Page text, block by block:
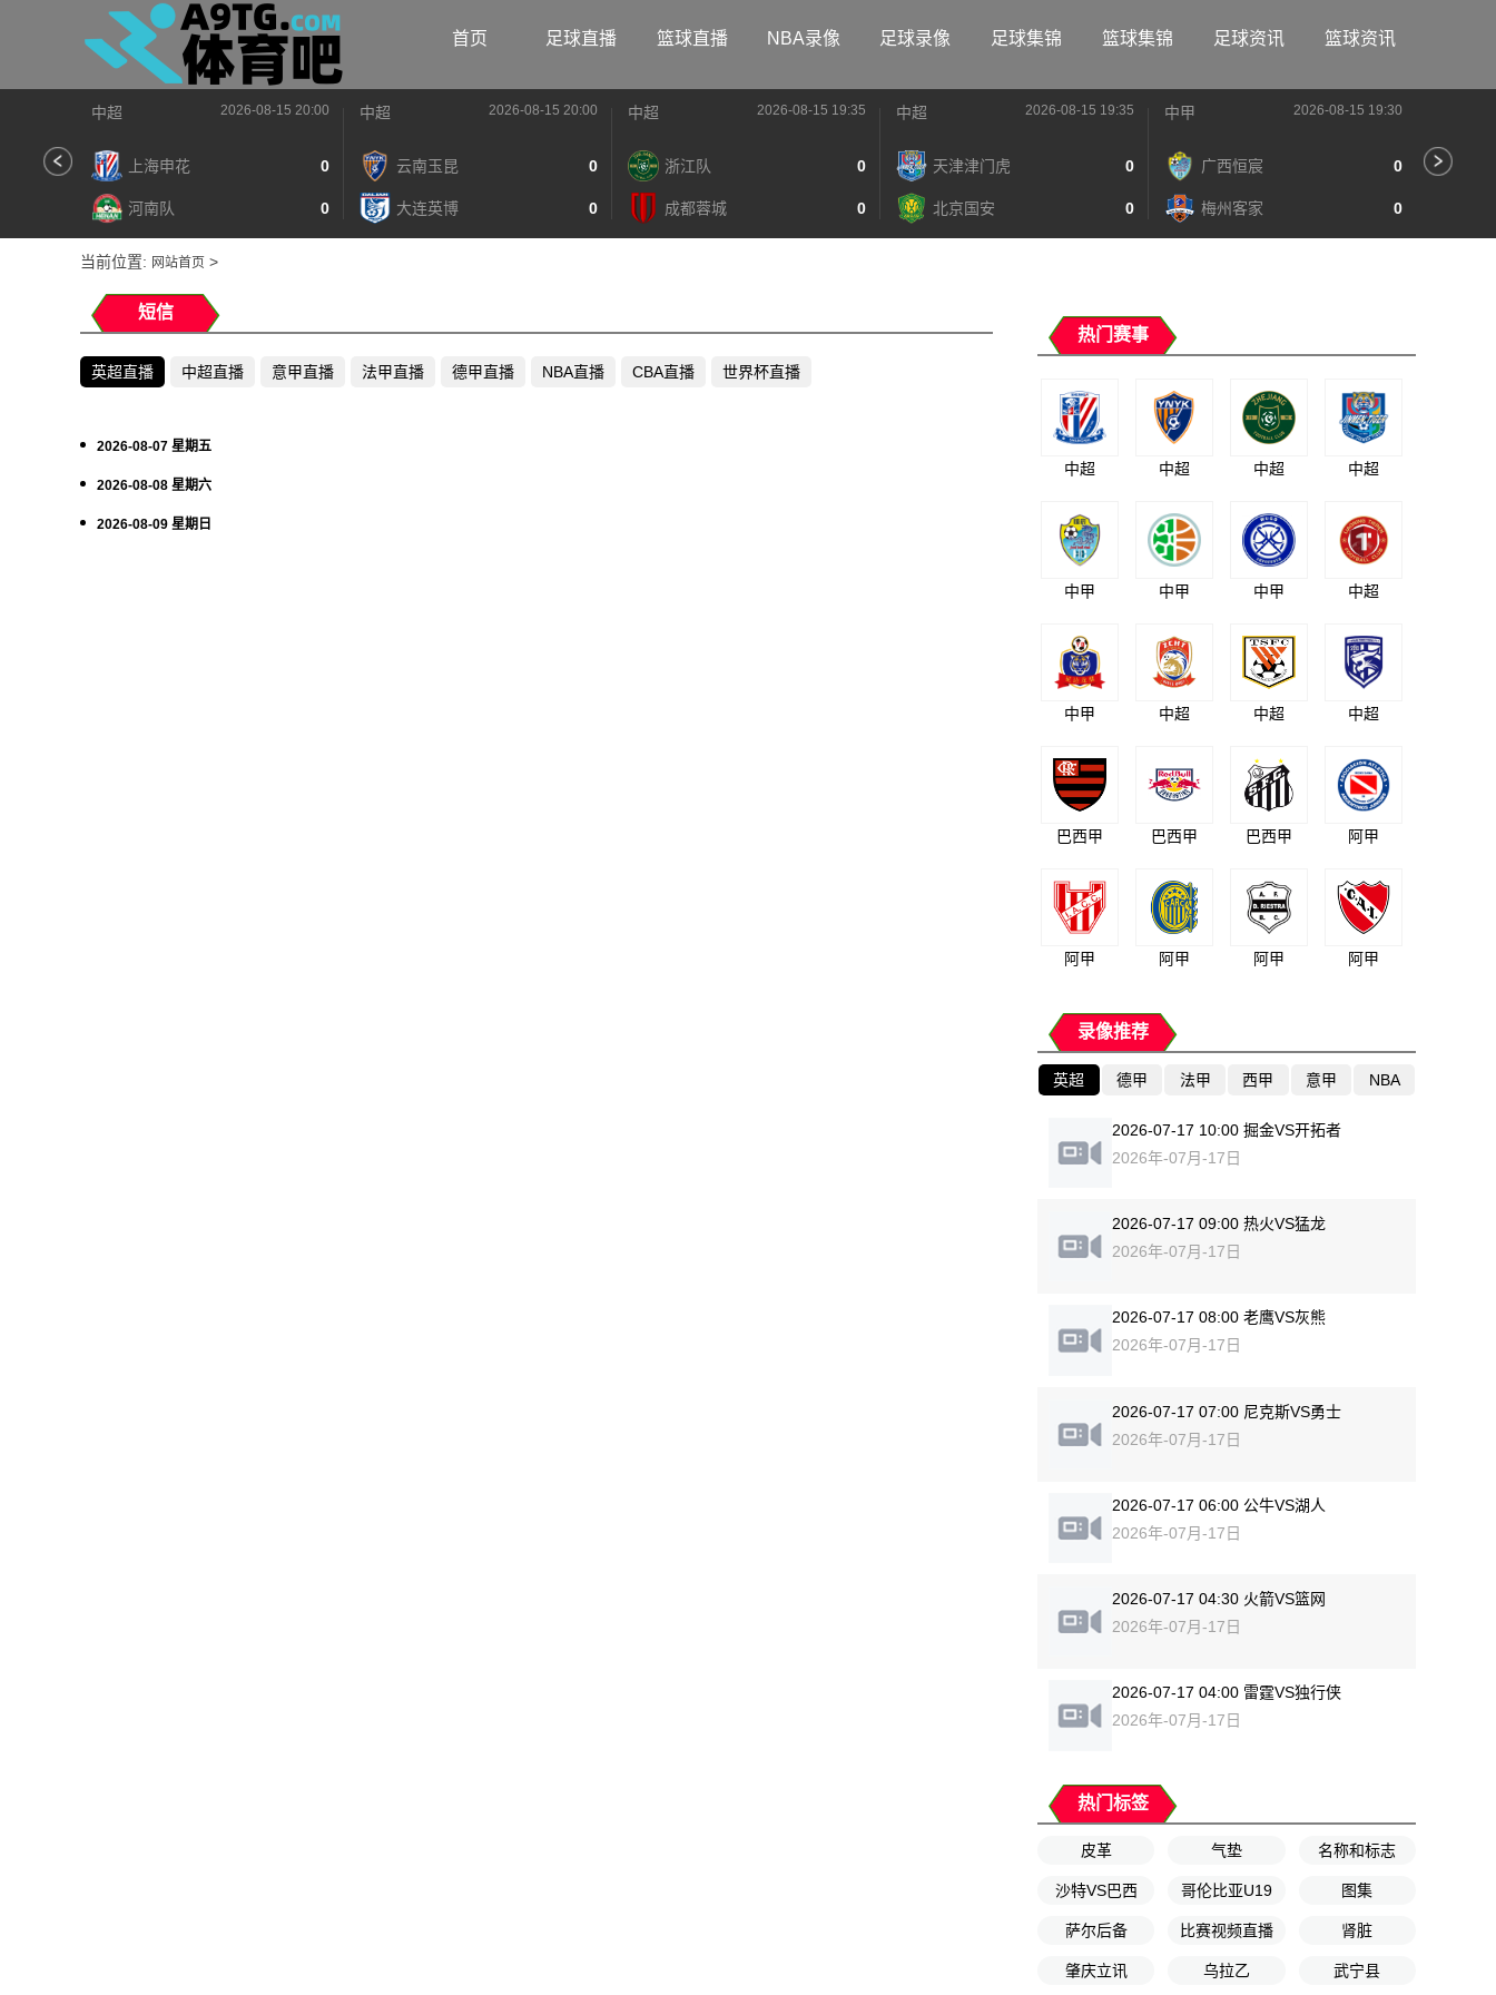
首页 足球直播 篮球直播 NBA录像 足球录像 足球集锦 篮球集锦 足球资讯 篮球资讯
中超 2026-08-15 20:00
上海申花 0
河南队 0
中超 2026-08-15 20:00
云南玉昆 0
大连英博 0
中超 2026-08-15 19:35
浙江队 0
成都蓉城 0
中超 2026-08-15 19:35
天津津门虎 0
北京国安 0
中甲 2026-08-15 19:30
广西恒宸 0
梅州客家 0
当前位置: 网站首页 >
短信
英超直播 中超直播 意甲直播 法甲直播 德甲直播 NBA直播 CBA直播 世界杯直播
2026-08-07 星期五
2026-08-08 星期六
2026-08-09 星期日
热门赛事
中超 中超 中超 中超
中甲 中甲 中甲 中超
中甲 中超 中超 中超
巴西甲 巴西甲 巴西甲 阿甲
阿甲 阿甲 阿甲 阿甲
录像推荐
英超 德甲 法甲 西甲 意甲 NBA
2026-07-17 10:00 掘金VS开拓者
2026年-07月-17日
2026-07-17 09:00 热火VS猛龙
2026年-07月-17日
2026-07-17 08:00 老鹰VS灰熊
2026年-07月-17日
2026-07-17 07:00 尼克斯VS勇士
2026年-07月-17日
2026-07-17 06:00 公牛VS湖人
2026年-07月-17日
2026-07-17 04:30 火箭VS篮网
2026年-07月-17日
2026-07-17 04:00 雷霆VS独行侠
2026年-07月-17日
热门标签
皮革 气垫 名称和标志
沙特VS巴西 哥伦比亚U19 图集
萨尔后备 比赛视频直播 肾脏
肇庆立讯 乌拉乙 武宁县